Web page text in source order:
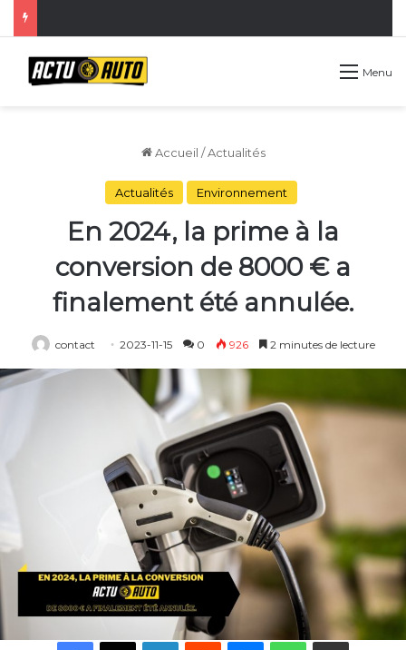
Menu
Accueil / Actualités
Actualités Environnement
En 2024, la prime à la
conversion de 8000 € a
finalement été annulée.
contact 2023-11-15 0 926 2 minutes de lecture
Facebook
X LinkedinRedditMessengerWhatsApp
Partager par email